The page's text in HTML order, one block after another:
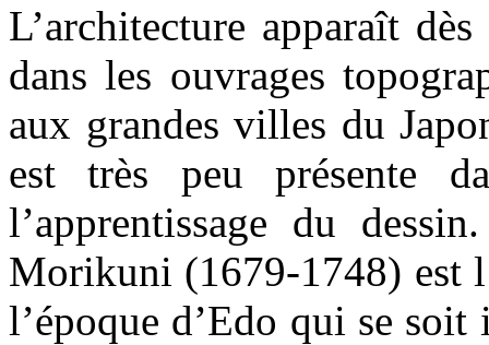
L’architecture apparaît
dans les ouvrages
aux grandes villes du
est très peu présente
l’apprentissage du
Morikuni (1679-1748) est
l’époque d’Edo qui se soit